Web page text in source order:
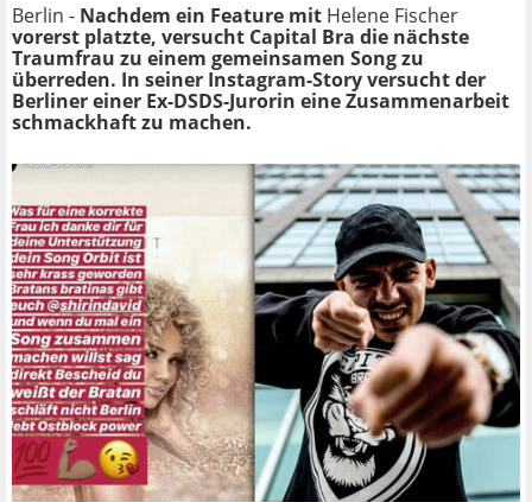
Berlin - Nachdem ein Feature mit Helene Fischer
vorerst platzte, versucht Capital Bra die nächste
Traumfrau zu einem gemeinsamen Song zu
überreden. In seiner Instagram-Story versucht der
Berliner einer Ex-DSDS-Jurorin eine Zusammenarbeit
schmackhaft zu machen.